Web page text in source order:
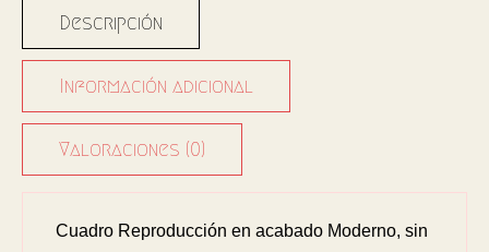
Descripción
Información adicional
Valoraciones (0)
Cuadro Reproducción en acabado Moderno, sin